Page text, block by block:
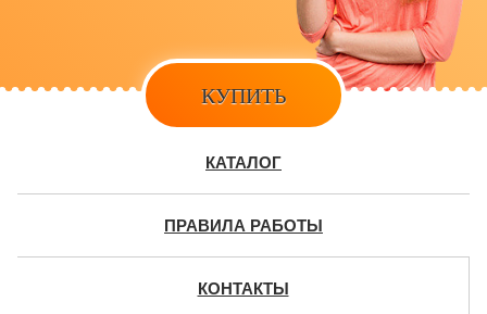
КУПИТЬ
КАТАЛОГ
ПРАВИЛА РАБОТЫ
КОНТАКТЫ